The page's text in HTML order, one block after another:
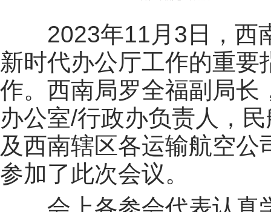
2023年11月3日，西
新时代办公厅工作的重
作。西南局罗全福副局长
办公室/行政办负责人，
及西南辖区各运输航空
参加了此次会议。